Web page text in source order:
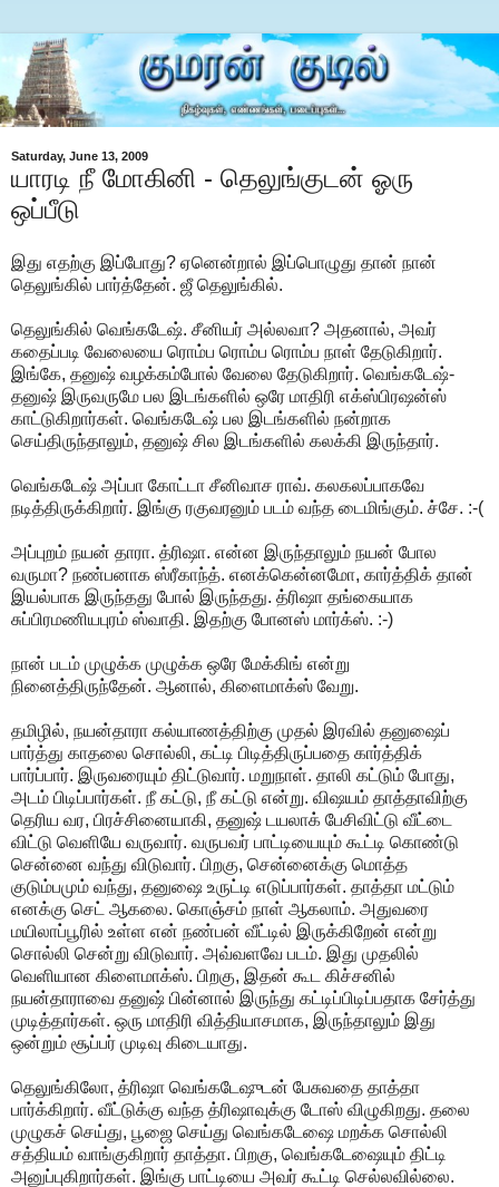
Saturday, June 13, 2009
யாரடி நீ மோகினி - தெலுங்குடன் ஓரு
ஒப்பீடு
இது எதற்கு இப்போது? ஏனென்றால் இப்பொழுது தான் நான்
தெலுங்கில் பார்த்தேன். ஜீ தெலுங்கில்.
தெலுங்கில் வெங்கடேஷ். சீனியர் அல்லவா? அதனால், அவர்
கதைப்படி வேலையை ரொம்ப ரொம்ப ரொம்ப நாள் தேடுகிறார்.
இங்கே, தனுஷ் வழக்கம்போல் வேலை தேடுகிறார். வெங்கடேஷ்-
தனுஷ் இருவருமே பல இடங்களில் ஒரே மாதிரி எக்ஸ்பிரஷன்ஸ்
காட்டுகிறார்கள். வெங்கடேஷ் பல இடங்களில் நன்றாக
செய்திருந்தாலும், தனுஷ் சில இடங்களில் கலக்கி இருந்தார்.
வெங்கடேஷ் அப்பா கோட்டா சீனிவாச ராவ். கலகலப்பாகவே
நடித்திருக்கிறார். இங்கு ரகுவரனும் படம் வந்த டைமிங்கும். ச்சே. :-(
அப்புறம் நயன் தாரா. த்ரிஷா. என்ன இருந்தாலும் நயன் போல
வருமா? நண்பனாக ஸ்ரீகாந்த். எனக்கென்னமோ, கார்த்திக் தான்
இயல்பாக இருந்தது போல் இருந்தது. த்ரிஷா தங்கையாக
சுப்பிரமணியபுரம் ஸ்வாதி. இதற்கு போனஸ் மார்க்ஸ். :-)
நான் படம் முழுக்க முழுக்க ஒரே மேக்கிங் என்று
நினைத்திருந்தேன். ஆனால், கிளைமாக்ஸ் வேறு.
தமிழில், நயன்தாரா கல்யாணத்திற்கு முதல் இரவில் தனுஷைப்
பார்த்து காதலை சொல்லி, கட்டி பிடித்திருப்பதை கார்த்திக்
பார்ப்பார். இருவரையும் திட்டுவார். மறுநாள். தாலி கட்டும் போது,
அடம் பிடிப்பார்கள். நீ கட்டு, நீ கட்டு என்று. விஷயம் தாத்தாவிற்கு
தெரிய வர, பிரச்சினையாகி, தனுஷ் டயலாக் பேசிவிட்டு வீட்டை
விட்டு வெளியே வருவார். வருபவர் பாட்டியையும் கூட்டி கொண்டு
சென்னை வந்து விடுவார். பிறகு, சென்னைக்கு மொத்த
குடும்பமும் வந்து, தனுஷை உருட்டி எடுப்பார்கள். தாத்தா மட்டும்
எனக்கு செட் ஆகலை. கொஞ்சம் நாள் ஆகலாம். அதுவரை
மயிலாப்பூரில் உள்ள என் நண்பன் வீட்டில் இருக்கிறேன் என்று
சொல்லி சென்று விடுவார். அவ்வளவே படம். இது முதலில்
வெளியான கிளைமாக்ஸ். பிறகு, இதன் கூட கிச்சனில்
நயன்தாராவை தனுஷ் பின்னால் இருந்து கட்டிப்பிடிப்பதாக சேர்த்து
முடித்தார்கள். ஒரு மாதிரி வித்தியாசமாக, இருந்தாலும் இது
ஒன்றும் சூப்பர் முடிவு கிடையாது.
தெலுங்கிலோ, த்ரிஷா வெங்கடேஷுடன் பேசுவதை தாத்தா
பார்க்கிறார். வீட்டுக்கு வந்த த்ரிஷாவுக்கு டோஸ் விழுகிறது. தலை
முழுகச் செய்து, பூஜை செய்து வெங்கடேஷை மறக்க சொல்லி
சத்தியம் வாங்குகிறார் தாத்தா. பிறகு, வெங்கடேஷையும் திட்டி
அனுப்புகிறார்கள். இங்கு பாட்டியை அவர் கூட்டி செல்லவில்லை.